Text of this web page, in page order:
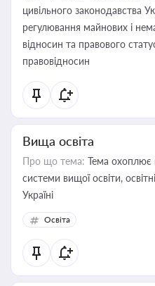
цивільного законодавства
регулювання майнових і
відносин та правового
правовідносин
Вища освіта
Про що тема: Тема охоплює
системи вищої освіти,
Україні
Освіта